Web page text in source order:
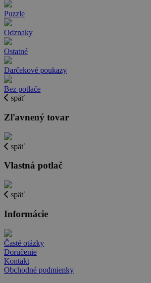
Puzzle
Odznaky
Ostatné
Darčekové poukazy
Bez potlače
späť
Zľavnený tovar
späť
Vlastná potlač
späť
Informácie
Časté otázky
Doručenie
Kontakt
Obchodné podmienky